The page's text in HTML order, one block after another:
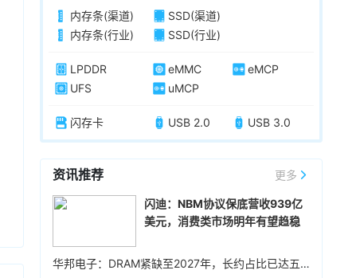
内存条(渠道)
SSD(渠道)
内存条(行业)
SSD(行业)
LPDDR eMMC
eMCP
UFS
uMCP
闪存卡 USB 2.0 USB 3.0
资讯推荐 更多
闪迪：NBM协议保底营收939亿
美元，消费类市场明年有望趋稳
华邦电子：DRAM紧缺至2027年，长约占比已达五成